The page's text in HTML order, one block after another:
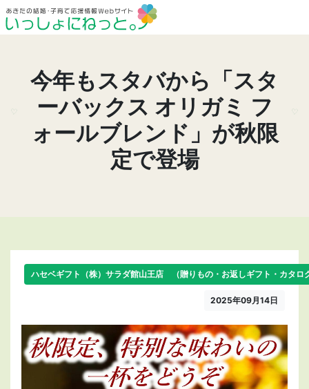
今年もスタバから「スタ
ーバックス オリガミ フ
ォールブレンド」が秋限
定で登場
ハセベギフト（株）サラダ館山王店 （贈りもの・お返しギフト・カタロ
2025年09月14日